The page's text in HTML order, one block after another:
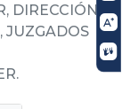
DIRECCIÓN
JUZGADOS